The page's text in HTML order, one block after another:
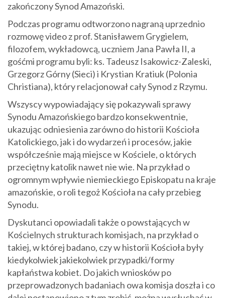
zakończony Synod Amazoński.
Podczas programu odtworzono nagraną uprzednio
rozmowę video z prof. Stanisławem Grygielem,
filozofem, wykładowcą, uczniem Jana Pawła II, a
gośćmi programu byli: ks. Tadeusz Isakowicz-Zaleski,
Grzegorz Górny (Sieci) i Krystian Kratiuk (Polonia
Christiana), który relacjonował cały Synod z Rzymu.
Wszyscy wypowiadający się pokazywali sprawy
Synodu Amazońskiego bardzo konsekwentnie,
ukazując odniesienia zarówno do historii Kościoła
Katolickiego, jak i do wydarzeń i procesów, jakie
współcześnie mają miejsce w Kościele, o których
przeciętny katolik nawet nie wie. Na przykład o
ogromnym wpływie niemieckiego Episkopatu na kraje
amazońskie, o roli tegoż Kościoła na cały przebieg
Synodu.
Dyskutanci opowiadali także o powstających w
Kościelnych strukturach komisjach, na przykład o
takiej, w której badano, czy w historii Kościoła były
kiedykolwiek jakiekolwiek przypadki/formy
kapłaństwa kobiet. Do jakich wniosków po
przeprowadzonych badaniach owa komisja doszła i co